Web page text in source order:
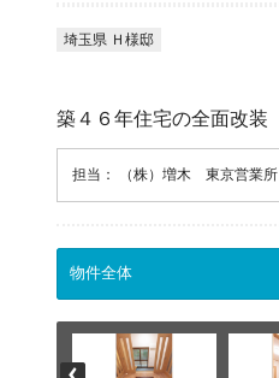
埼玉県 Ｈ様邸
築４６年住宅の全面改装
担当： （株）増木 東京営業所